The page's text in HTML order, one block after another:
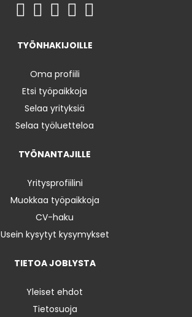
TYÖNHAKIJOILLE
Oma profiili
Etsi työpaikkoja
Selaa yrityksiä
Selaa työluetteloa
TYÖNANTAJILLE
Yritysprofiilini
Muokkaa työpaikkoja
CV-haku
Usein kysytyt kysymykset
TIETOA JOBLYSTA
Yleiset ehdot
Tietosuoja